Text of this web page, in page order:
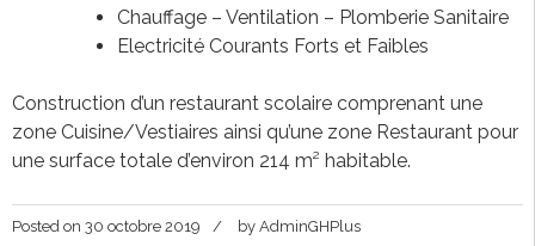
Chauffage – Ventilation – Plomberie Sanitaire
Electricité Courants Forts et Faibles
Construction d’un restaurant scolaire comprenant une
zone Cuisine/Vestiaires ainsi qu’une zone Restaurant pour
une surface totale d’environ 214 m² habitable.
Posted on 30 octobre 2019 by AdminGHPlus